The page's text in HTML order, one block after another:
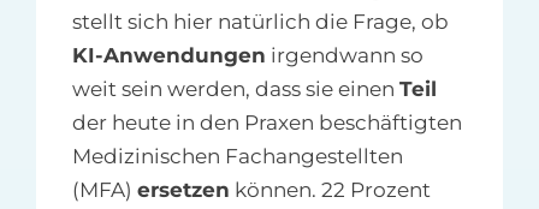
stellt sich hier natürlich die Frage, ob
KI-Anwendungen irgendwann so
weit sein werden, dass sie einen Teil
der heute in den Praxen beschäftigten
Medizinischen Fachangestellten
(MFA) ersetzen können. 22 Prozent